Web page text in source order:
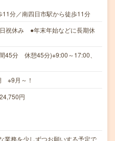
分／南四日市駅から徒歩11分
祝休み ●年末年始などに長期休
45分 休憩45分)※9:00～17:00、
※9月～！
円
業務を少しずつお願いする予定で